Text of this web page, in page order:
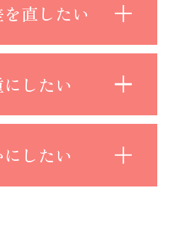
直したい
したい
したい